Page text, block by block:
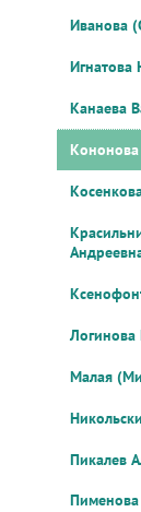
Иванова
Игнатова
Канаева
Малая
Пикалев
Пименова